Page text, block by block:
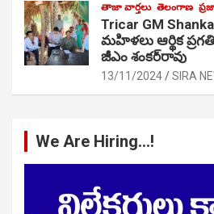
తాజా వార్తలు తెలంగాణ
Tricar GM
మహిళలు ఆర్థిక
జీఎం శంకర్‌రావు
13/11/2024 SIRA
We Are Hiring…!